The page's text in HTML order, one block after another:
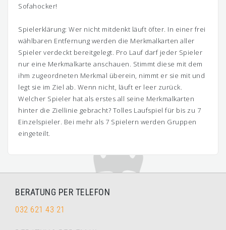
Sofahocker!
Spielerklärung: Wer nicht mitdenkt läuft öfter. In einer frei
wählbaren Entfernung werden die Merkmalkarten aller
Spieler verdeckt bereitgelegt. Pro Lauf darf jeder Spieler
nur eine Merkmalkarte anschauen. Stimmt diese mit dem
ihm zugeordneten Merkmal überein, nimmt er sie mit und
legt sie im Ziel ab. Wenn nicht, läuft er leer zurück.
Welcher Spieler hat als erstes all seine Merkmalkarten
hinter die Ziellinie gebracht? Tolles Laufspiel für bis zu 7
Einzelspieler. Bei mehr als 7 Spielern werden Gruppen
eingeteilt.
BERATUNG PER TELEFON
032 621 43 21